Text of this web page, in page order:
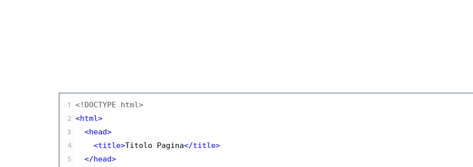
1
<!DOCTYPE html>
2 <html>
3
<head>
4
<title>Titolo Pagina</title>
5
</head>